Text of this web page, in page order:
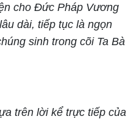
cho Đức Pháp Vương
dài, tiếp tục là ngọn
sinh trong cõi Ta Bà
trên lời kể trực tiếp của